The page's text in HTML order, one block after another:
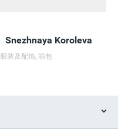
Snezhnaya Koroleva
服装及配饰, 箱包